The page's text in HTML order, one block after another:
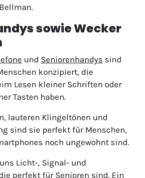
sowie Wecker
und Seniorenhandys sind
konzipiert, die
Lesen kleiner Schriften oder
Tasten haben.
lauteren Klingeltönen und
sind sie perfekt für Menschen,
noch ungewohnt sind.
Licht-, Signal- und
perfekt für Senioren sind. Ein